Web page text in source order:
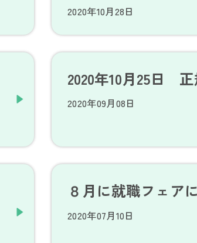
2020年10月28日
2020年10月25日
2020年09月08日
８月に就職フェア
2020年07月10日